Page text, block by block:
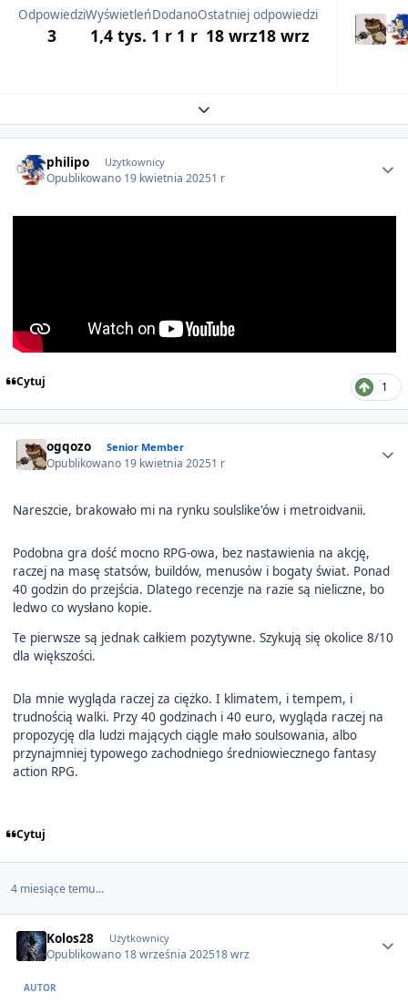
Odpowiedzi
3
Wyświetleń
1,4 tys.
Dodano
1 r 1 r
Ostatniej odpowiedzi
18 wrz18 wrz
Expand topic overview
philipo Użytkownicy
Opublikowano 19 kwietnia 20251 r
Cytuj 1
ogqozo Senior Member
Opublikowano 19 kwietnia 20251 r
Nareszcie, brakowało mi na rynku soulslike'ów i metroidvanii.
Podobna gra dość mocno RPG-owa, bez nastawienia na akcję,
raczej na masę statsów, buildów, menusów i bogaty świat. Ponad
40 godzin do przejścia. Dlatego recenzje na razie są nieliczne, bo
ledwo co wysłano kopie.
Te pierwsze są jednak całkiem pozytywne. Szykują się okolice 8/10
dla większości.
Dla mnie wygląda raczej za ciężko. I klimatem, i tempem, i
trudnością walki. Przy 40 godzinach i 40 euro, wygląda raczej na
propozycję dla ludzi mających ciągle mało soulsowania, albo
przynajmniej typowego zachodniego średniowiecznego fantasy
action RPG.
Cytuj
4 miesiące temu...
Kolos28 Użytkownicy
Opublikowano 18 września 202518 wrz
AUTOR